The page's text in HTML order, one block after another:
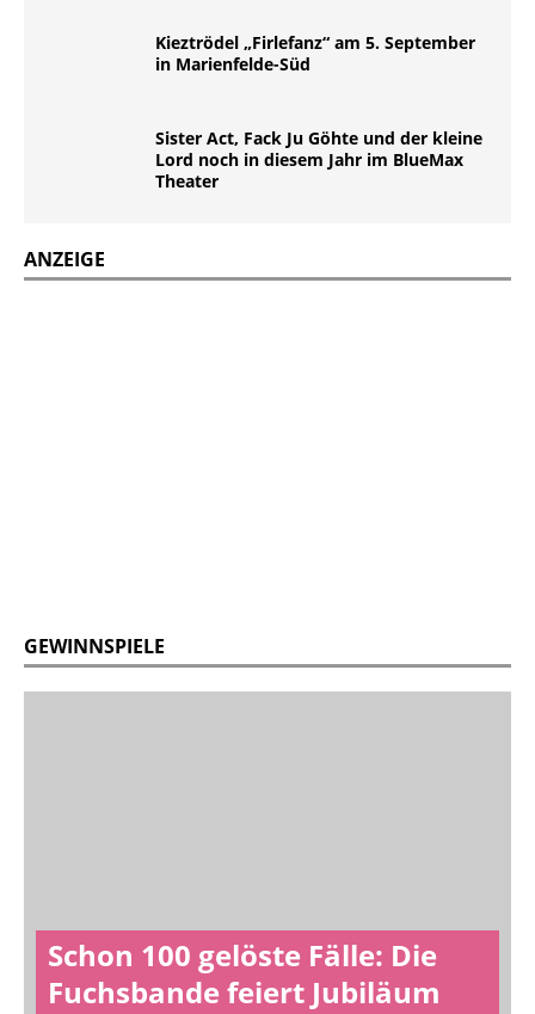
Kieztrödel „Firlefanz“ am 5. September
in Marienfelde-Süd
Sister Act, Fack Ju Göhte und der kleine
Lord noch in diesem Jahr im BlueMax
Theater
ANZEIGE
GEWINNSPIELE
Schon 100 gelöste Fälle: Die
Fuchsbande feiert Jubiläum